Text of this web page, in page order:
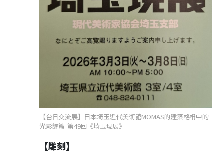
【台日交流展】日本埼玉近代美術館MOMAS的建築格柵中的
光影詩篇-第49回《埼玉現展》
【雕刻】